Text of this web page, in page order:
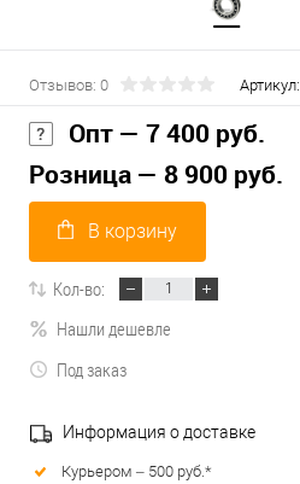
Отзывов: 0 Артикул:
Опт — 7 400 руб.
Розница — 8 900 руб.
В корзину
Кол-во:
Нашли дешевле
Под заказ
Информация о доставке
Курьером – 500 руб.*